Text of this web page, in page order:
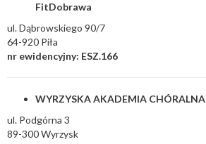
FitDobrawa
ul. Dąbrowskiego 90/7
64-920 Piła
nr ewidencyjny: ESZ.166
WYRZYSKA AKADEMIA CHÓRALNA
ul. Podgórna 3
89-300 Wyrzysk